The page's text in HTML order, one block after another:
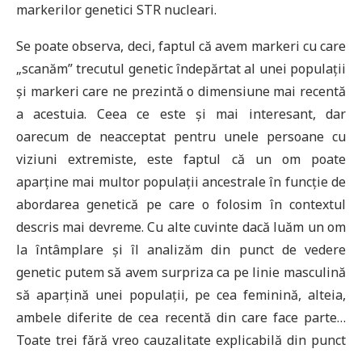
markerilor genetici STR nucleari.
Se poate observa, deci, faptul că avem markeri cu care
„scanăm” trecutul genetic îndepărtat al unei populații
și markeri care ne prezintă o dimensiune mai recentă
a acestuia. Ceea ce este și mai interesant, dar
oarecum de neacceptat pentru unele persoane cu
viziuni extremiste, este faptul că un om poate
aparține mai multor populații ancestrale în funcție de
abordarea genetică pe care o folosim în contextul
descris mai devreme. Cu alte cuvinte dacă luăm un om
la întâmplare și îl analizăm din punct de vedere
genetic putem să avem surpriza ca pe linie masculină
să aparțină unei populații, pe cea feminină, alteia,
ambele diferite de cea recentă din care face parte…
Toate trei fără vreo cauzalitate explicabilă din punct